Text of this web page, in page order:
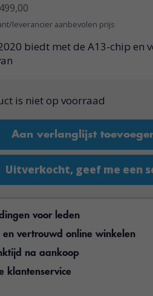
leverancier aanbevolen prijs
biedt met de A13-chip en
is niet op voorraad
Aan verlanglijst
Uitverkocht, geef me een
voor leden
vertrouwd online winkelen
na aankoop
klantenservice